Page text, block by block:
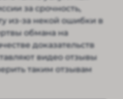
за срочность,
из-за некой ошибки в
обмана на
доказательств
видео отзывы
таким отзывам